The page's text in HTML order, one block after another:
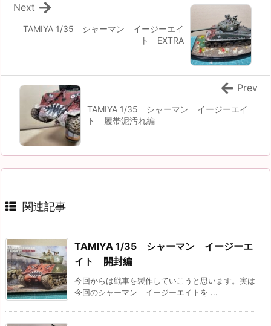
TAMIYA 1/35 シャーマン イージーエイ
ト EXTRA
Next
TAMIYA 1/35 シャーマン イージーエイ
ト 履帯泥汚れ編
Prev
関連記事
TAMIYA 1/35 シャーマン イージーエ
イト 開封編
今回からは戦車を製作していこうと思います。実は
今回のシャーマン イージーエイトを ...